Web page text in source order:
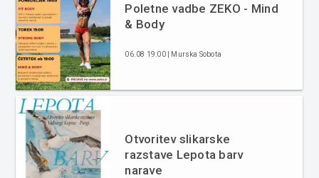
Poletne vadbe ZEKO - Mind
& Body
06.08 19:00 | Murska Sobota
Otvoritev slikarske
razstave Lepota barv
narave